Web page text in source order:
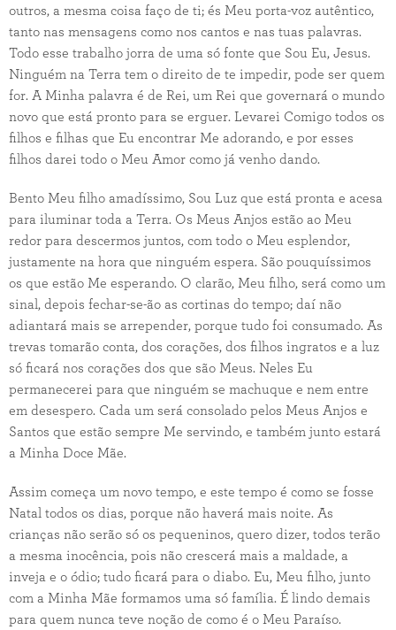
outros, a mesma coisa faço de ti; és Meu porta-voz autêntico,
tanto nas mensagens como nos cantos e nas tuas palavras.
Todo esse trabalho jorra de uma só fonte que Sou Eu, Jesus.
Ninguém na Terra tem o direito de te impedir, pode ser quem
for. A Minha palavra é de Rei, um Rei que governará o mundo
novo que está pronto para se erguer. Levarei Comigo todos os
filhos e filhas que Eu encontrar Me adorando, e por esses
filhos darei todo o Meu Amor como já venho dando.
Bento Meu filho amadíssimo, Sou Luz que está pronta e acesa
para iluminar toda a Terra. Os Meus Anjos estão ao Meu
redor para descermos juntos, com todo o Meu esplendor,
justamente na hora que ninguém espera. São pouquíssimos
os que estão Me esperando. O clarão, Meu filho, será como um
sinal, depois fechar-se-ão as cortinas do tempo; daí não
adiantará mais se arrepender, porque tudo foi consumado. As
trevas tomarão conta, dos corações, dos filhos ingratos e a luz
só ficará nos corações dos que são Meus. Neles Eu
permanecerei para que ninguém se machuque e nem entre
em desespero. Cada um será consolado pelos Meus Anjos e
Santos que estão sempre Me servindo, e também junto estará
a Minha Doce Mãe.
Assim começa um novo tempo, e este tempo é como se fosse
Natal todos os dias, porque não haverá mais noite. As
crianças não serão só os pequeninos, quero dizer, todos terão
a mesma inocência, pois não crescerá mais a maldade, a
inveja e o ódio; tudo ficará para o diabo. Eu, Meu filho, junto
com a Minha Mãe formamos uma só família. É lindo demais
para quem nunca teve noção de como é o Meu Paraíso.